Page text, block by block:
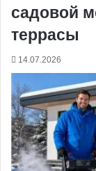
садовой
террасы
14.07.2026